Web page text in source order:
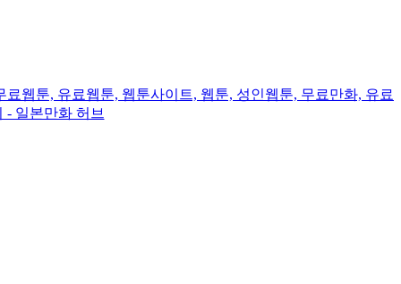
웹툰, 유료웹툰, 웹툰사이트, 웹툰, 성인웹툰, 무료만화, 유료
- 일본만화 허브